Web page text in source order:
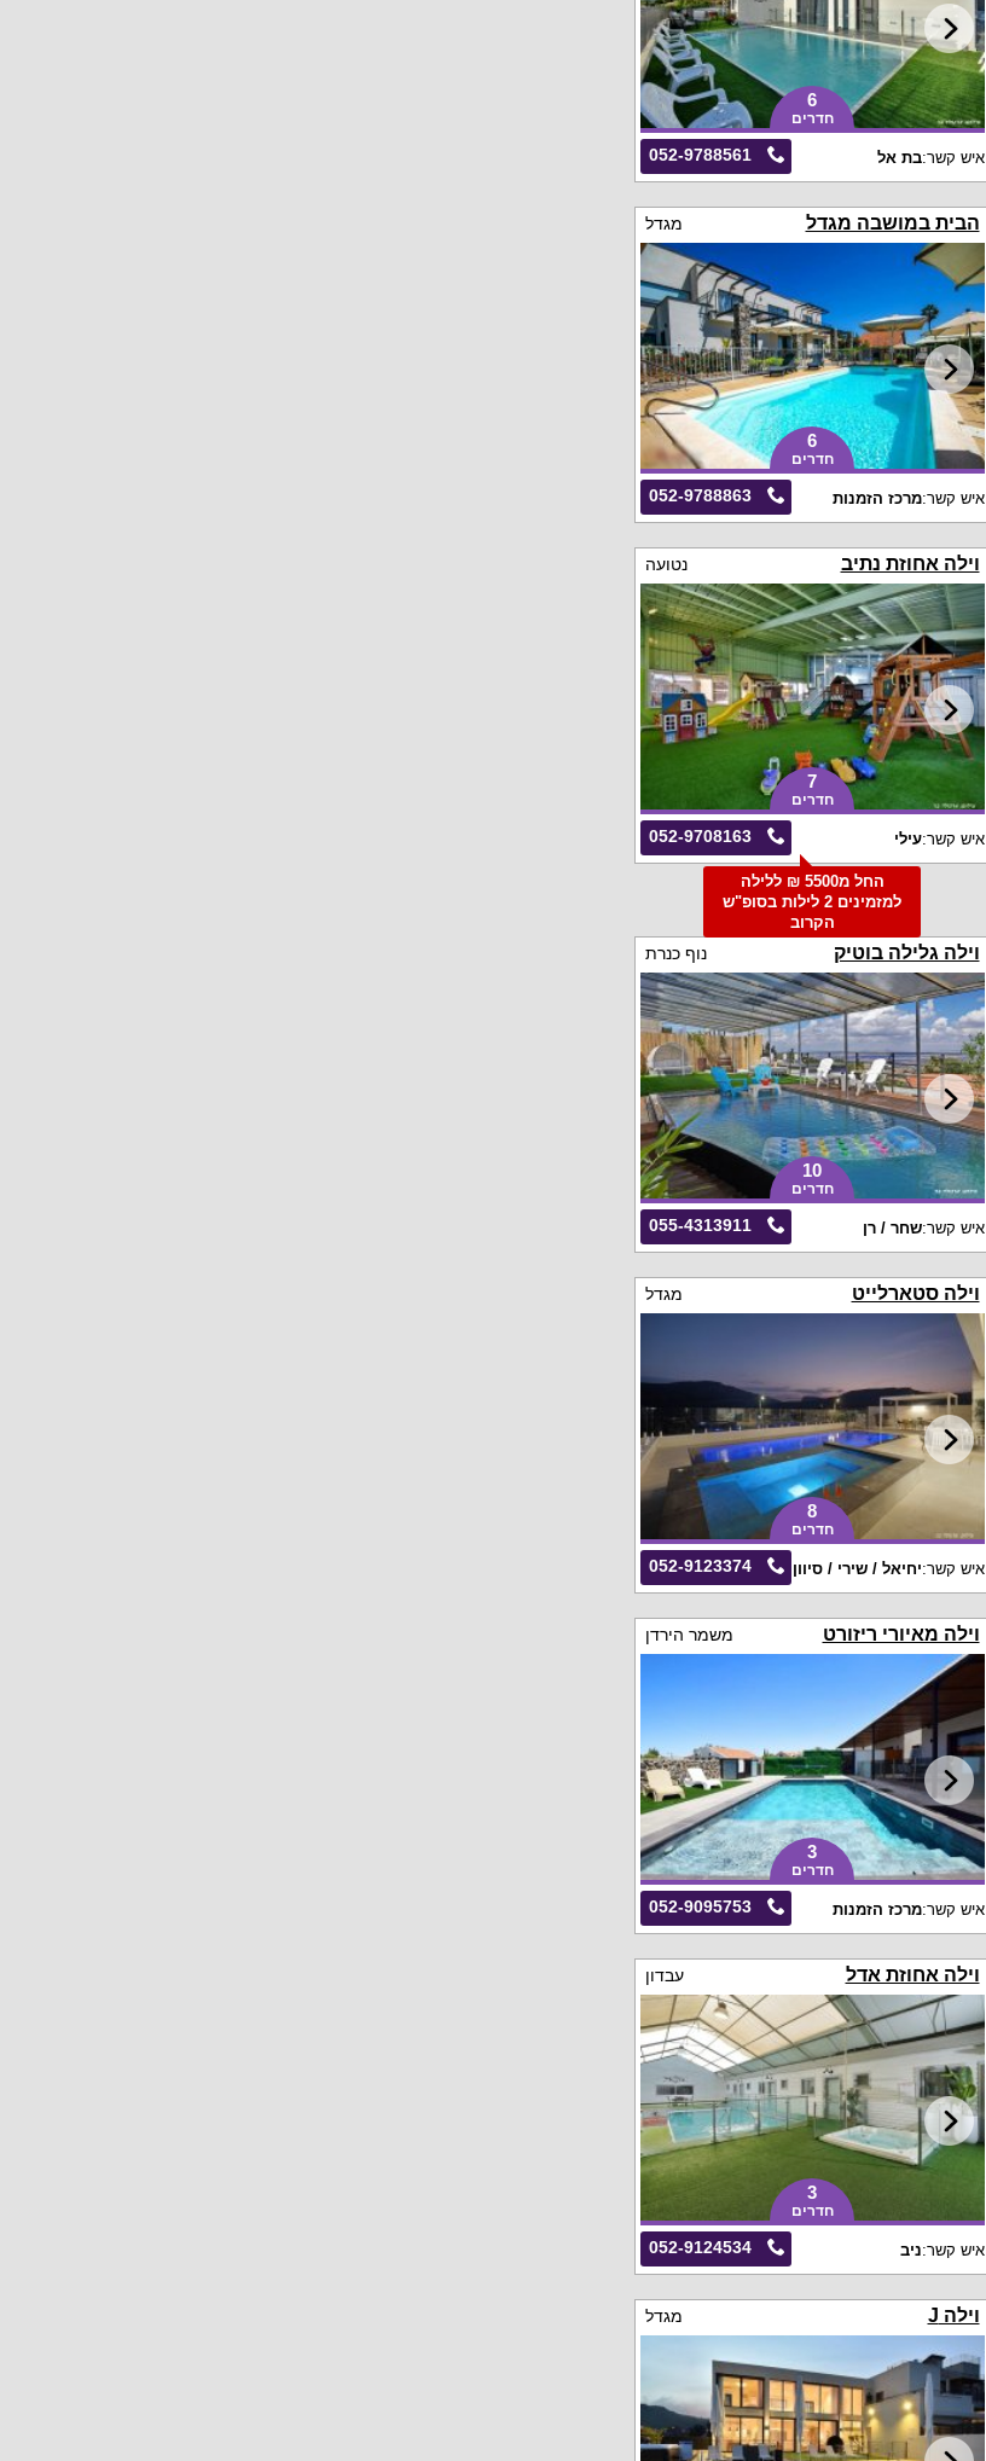
6
חדרים
052-9788561 איש קשר:בת אל
הבית במושבה מגדל מגדל
6
חדרים
052-9788863 איש קשר:מרכז הזמנות
וילה אחוזת נתיב נטועה
7
חדרים
052-9708163 איש קשר:עילי
החל מ5500 ₪ ללילה
למזמינים 2 לילות בסופ"ש
הקרוב
וילה גלילה בוטיק נוף כנרת
10
חדרים
055-4313911 איש קשר:שחר / רן
וילה סטארלייט מגדל
8
חדרים
052-9123374 איש קשר:יחיאל / שירי / סיוון
וילה מאיורי ריזורט משמר הירדן
3
חדרים
052-9095753 איש קשר:מרכז הזמנות
וילה אחוזת אדל עבדון
3
חדרים
052-9124534 איש קשר:ניב
וילה J מגדל